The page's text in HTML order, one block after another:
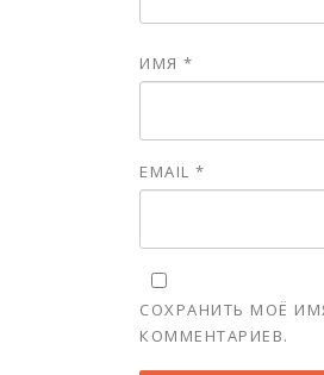
ИМЯ *
EMAIL *
СОХРАНИТЬ МОЁ
КОММЕНТАРИЕВ.